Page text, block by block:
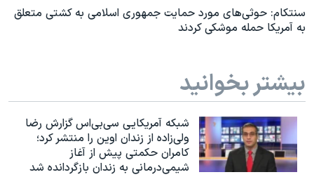
سنتکام: حوثی‌های مورد حمایت جمهوری اسلامی به کشتی متعلق
به آمریکا حمله موشکی کردند
بیشتر بخوانید
شبکه آمریکایی سی‌بی‌‌اس گزارش رضا
ولی‌زاده از زندان اوین را منتشر کرد؛
کامران حکمتی پیش از آغاز
شیمی‌درمانی به زندان بازگردانده شد